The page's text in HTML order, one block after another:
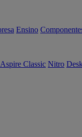
Ensino
Classic Nitro